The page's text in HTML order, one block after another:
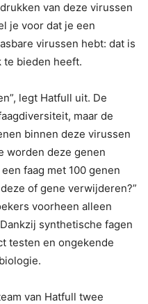
van deze virussen
je voor dat je een
virussen hebt: dat is
te bieden heeft.
legt Hatfull uit. De
maar de
binnen deze virussen
worden deze genen
faag met 100 genen
of gene verwijderen?”
voorheen alleen
synthetische fagen
testen en ongekende
van Hatfull twee